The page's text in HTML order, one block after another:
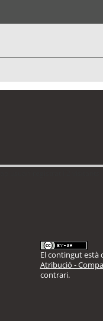
El contingut està
Atribució -
contrari.